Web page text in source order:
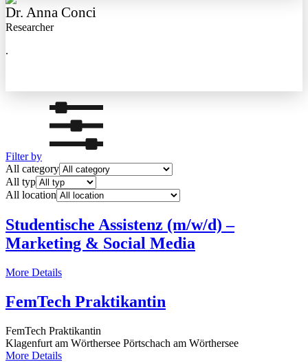
Dr. Anna Conci
Researcher
.
Filter by
All category
All typ
All location
Studentische Assistenz (m/w/d) –
Marketing & Social Media
More Details
FemTech Praktikantin
FemTech Praktikantin
Klagenfurt am Wörthersee Pörtschach am Wörthersee
More Details